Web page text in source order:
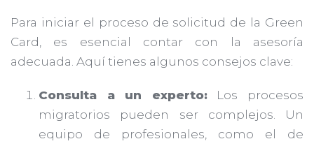
Para iniciar el proceso de solicitud de la Green
Card, es esencial contar con la asesoría
adecuada. Aquí tienes algunos consejos clave:
Consulta a un experto:Los procesos
migratorios pueden ser complejos. Un
equipo de profesionales, como el de